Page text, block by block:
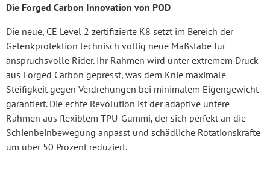
Die Forged Carbon Innovation von POD
Die neue, CE Level 2 zertifizierte K8 setzt im Bereich der
Gelenkprotektion technisch völlig neue Maßstäbe für
anspruchsvolle Rider. Ihr Rahmen wird unter extremem Druck
aus Forged Carbon gepresst, was dem Knie maximale
Steifigkeit gegen Verdrehungen bei minimalem Eigengewicht
garantiert. Die echte Revolution ist der adaptive untere
Rahmen aus flexiblem TPU-Gummi, der sich perfekt an die
Schienbeinbewegung anpasst und schädliche Rotationskräfte
um über 50 Prozent reduziert.